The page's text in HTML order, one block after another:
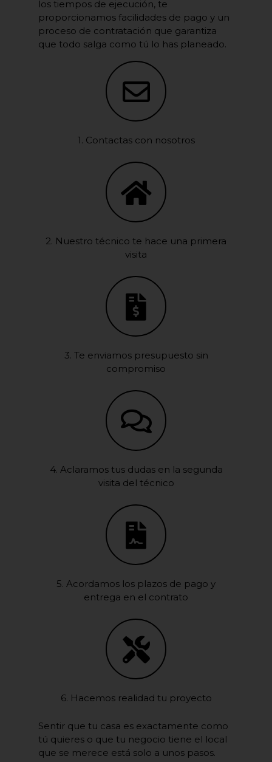
los tiempos de ejecución, te
proporcionamos facilidades de pago y un
proceso de contratación que garantiza
que todo salga como tú lo has planeado.
1. Contactas con nosotros
2. Nuestro técnico te hace una primera
visita
3. Te enviamos presupuesto sin
compromiso
4. Aclaramos tus dudas en la segunda
visita del técnico
5. Acordamos los plazos de pago y
entrega en el contrato
6. Hacemos realidad tu proyecto
Sentir que tu casa es exactamente como
tú quieres o que tu negocio tiene el local
que se merece está solo a unos pasos.